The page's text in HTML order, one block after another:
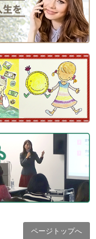
ページトップへ